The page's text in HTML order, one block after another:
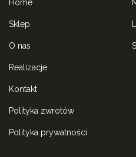
home
sklep
o nas
realizacje
kontakt
polityka zwrotów
polityka prywatności